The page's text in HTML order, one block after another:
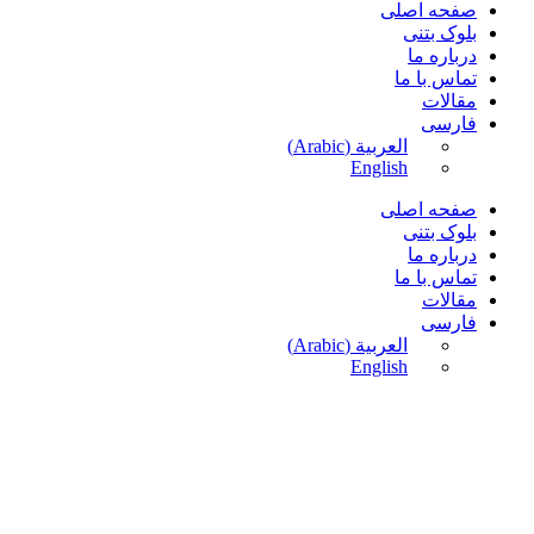
صفحه اصلی
بلوک بتنی
درباره ما
تماس با ما
مقالات
فارسی
العربية (
Arabic
)
English
صفحه اصلی
بلوک بتنی
درباره ما
تماس با ما
مقالات
فارسی
العربية (
Arabic
)
English